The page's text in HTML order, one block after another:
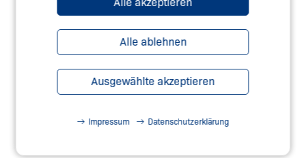
UNSER SAFETY WEBSHOP
Alle ablehnen
Ausgewählte akzeptieren
Impressum Datenschutzerklärung